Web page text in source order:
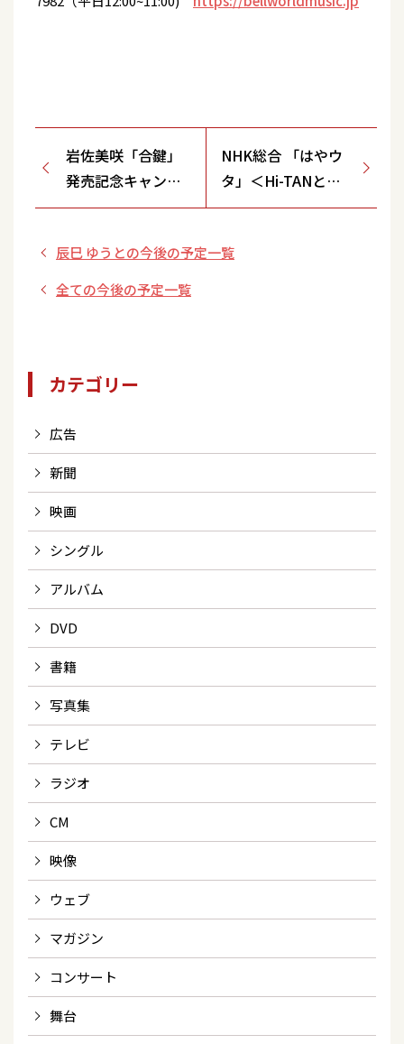
岩佐美咲「合鍵」
発売記念キャンペ
ーン<茨城県/
ン歌唱ショー」ロ
ーソン水戸南町二
NHK総合 「はやウ
タ」＜Hi-TANとし
て出演＞
辰巳 ゆうとの今後の予定一覧
全ての今後の予定一覧
カテゴリー
広告
新聞
映画
シングル
アルバム
DVD
書籍
写真集
テレビ
ラジオ
CM
映像
ウェブ
マガジン
コンサート
舞台